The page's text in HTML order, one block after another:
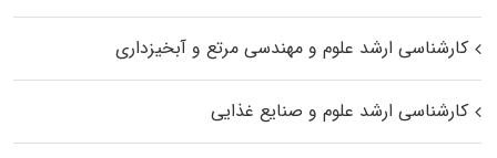
کارشناسی ارشد علوم و مهندسی مرتع و آبخیزداری
کارشناسی ارشد علوم و صنایع غذایی